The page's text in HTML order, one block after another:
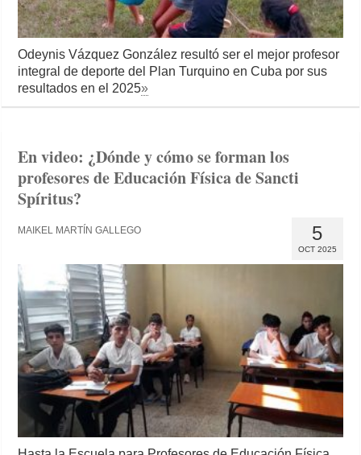
Odeynis Vázquez González resultó ser el mejor profesor
integral de deporte del Plan Turquino en Cuba por sus
resultados en el 2025»
En video: ¿Dónde y cómo se forman los
profesores de Educación Física de Sancti
Spíritus?
5
OCT 2025
MAIKEL MARTÍN GALLEGO